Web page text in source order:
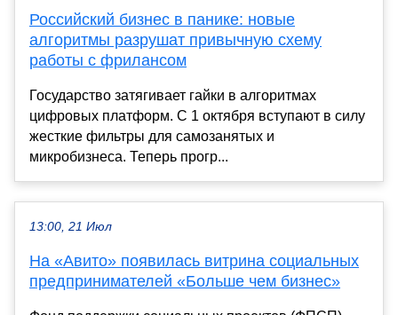
Российский бизнес в панике: новые
алгоритмы разрушат привычную схему
работы с фрилансом
Государство затягивает гайки в алгоритмах
цифровых платформ. С 1 октября вступают в силу
жесткие фильтры для самозанятых и
микробизнеса. Теперь прогр...
13:00, 21 Июл
На «Авито» появилась витрина социальных
предпринимателей «Больше чем бизнес»